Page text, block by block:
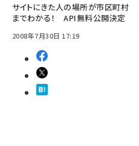
サイトにきた人の場所が市区町村
までわかる！ API無料公開決定
2008年7月30日 17:19